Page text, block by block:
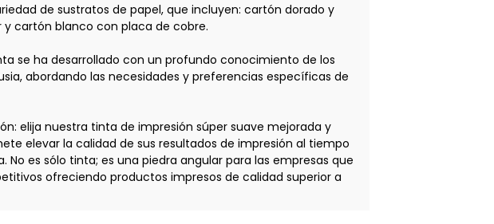
de sustratos de papel, que incluyen: cartón dorado y
cartón blanco con placa de cobre.
se ha desarrollado con un profundo conocimiento de los
abordando las necesidades y preferencias específicas de
elija nuestra tinta de impresión súper suave mejorada y
elevar la calidad de sus resultados de impresión al tiempo
es sólo tinta; es una piedra angular para las empresas que
ofreciendo productos impresos de calidad superior a